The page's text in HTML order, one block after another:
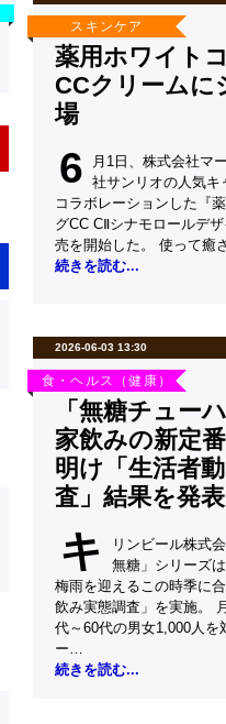
スキンケア
薬用ホワイト
CCクリームに
場
6
月1日、株式会社マ
社サンリオの人気キ
コラボレーションした『
グCC CⅡシナモロールデ
売を開始した。 使って癒
続きを読む...
2026-06-03 13:30
食・ヘルス（健康）
「無糖チュー
家飲みの新定
明け「生活者
査」結果を発表
キ
リンビール株式
無糖」シリーズ
梅雨を迎えるこの時季に
飲み実態調査」を実施。
代～60代の男女1,000人
ー…
続きを読む...